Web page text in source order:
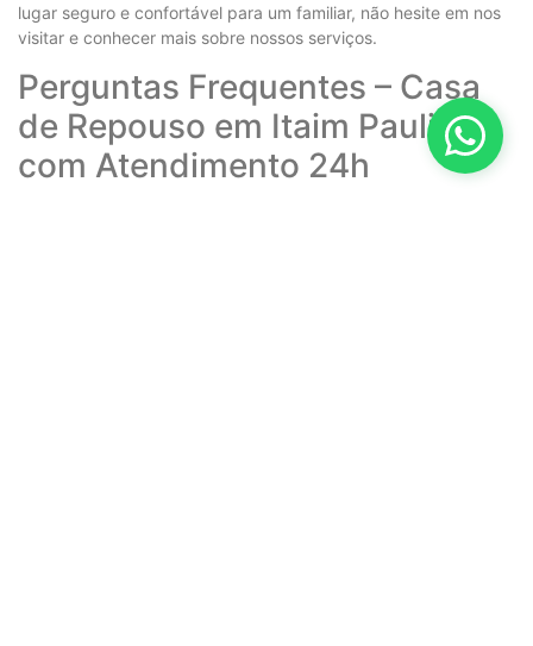
lugar seguro e confortável para um familiar, não hesite em nos
visitar e conhecer mais sobre nossos serviços.
Perguntas Frequentes – Casa
de Repouso em Itaim Paulista
com Atendimento 24h